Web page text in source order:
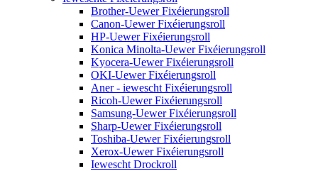
Brother-Uewer Fixéierungsroll
Canon-Uewer Fixéierungsroll
HP-Uewer Fixéierungsroll
Konica Minolta-Uewer Fixéierungsroll
Kyocera-Uewer Fixéierungsroll
OKI-Uewer Fixéierungsroll
Aner - iewescht Fixéierungsroll
Ricoh-Uewer Fixéierungsroll
Samsung-Uewer Fixéierungsroll
Sharp-Uewer Fixéierungsroll
Toshiba-Uewer Fixéierungsroll
Xerox-Uewer Fixéierungsroll
Iewescht Drockroll